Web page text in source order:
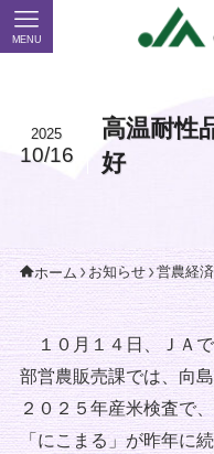
MENU
高温耐性
好
2025
10/16
ホーム お知らせ 営農経済
１０月１４日、ＪＡで
部営農販売課では、向
２０２５年産米検査で
「にこまる」が昨年に